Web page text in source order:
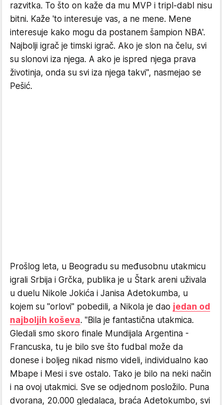
razvitka. To što on kaže da mu MVP i tripl-dabl nisu
bitni. Kaže 'to interesuje vas, a ne mene. Mene
interesuje kako mogu da postanem šampion NBA'.
Najbolji igrač je timski igrač. Ako je slon na čelu, svi
su slonovi iza njega. A ako je ispred njega prava
životinja, onda su svi iza njega takvi", nasmejao se
Pešić.
Prošlog leta, u Beogradu su međusobnu utakmicu
igrali Srbija i Grčka, publika je u Štark areni uživala
u duelu Nikole Jokića i Janisa Adetokumba, u
kojem su "orlovi" pobedili, a Nikola je dao jedan od
najboljih koševa. "Bila je fantastična utakmica.
Gledali smo skoro finale Mundijala Argentina -
Francuska, tu je bilo sve što fudbal može da
donese i boljeg nikad nismo videli, individualno kao
Mbape i Mesi i sve ostalo. Tako je bilo na neki način
i na ovoj utakmici. Sve se odjednom posložilo. Puna
dvorana, 20.000 gledalaca, braća Adetokumbo, svi